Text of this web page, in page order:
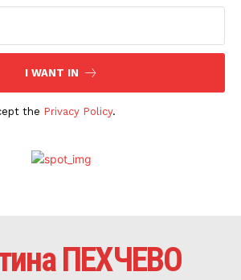
I WANT IN
the Privacy Policy.
ПЕХЧЕВО